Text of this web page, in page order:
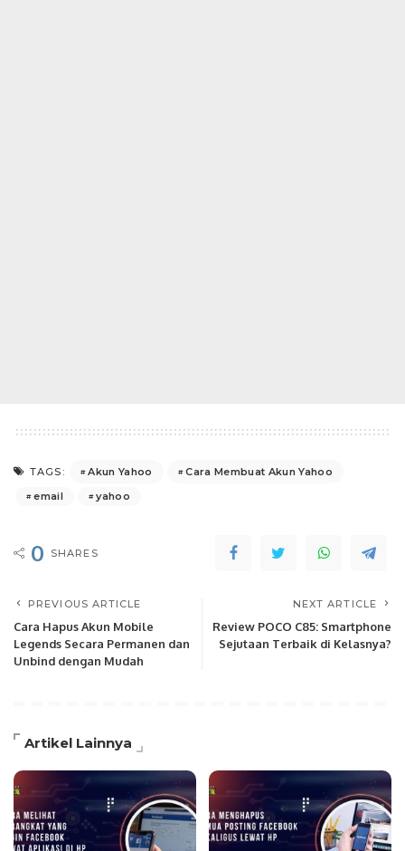
TAGS: Akun Yahoo
Cara Membuat Akun Yahoo
email
yahoo
0 SHARES
PREVIOUS ARTICLE
Cara Hapus Akun Mobile
Legends Secara Permanen dan
Unbind dengan Mudah
NEXT ARTICLE
Review POCO C85: Smartphone
Sejutaan Terbaik di Kelasnya?
Artikel Lainnya